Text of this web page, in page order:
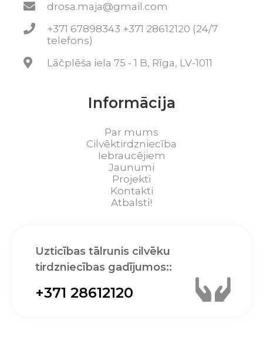
drosa.maja@gmail.com
+371 67898343 +371 28612120 (24/7
telefons)
Lāčplēša iela 75 - 1 B, Rīga, LV-1011
Informācija
Par mums
Cilvēktirdzniecība
Iebraucējiem
Jaunumi
Projekti
Kontakti
Atbalsti!
Uzticības tālrunis cilvēku
tirdzniecības gadījumos::
+371 28612120